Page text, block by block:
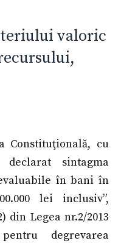
valoric
Constituţională, cu
sintagma
în bani în
lei inclusiv”,
din Legea nr.2/2013
degrevarea